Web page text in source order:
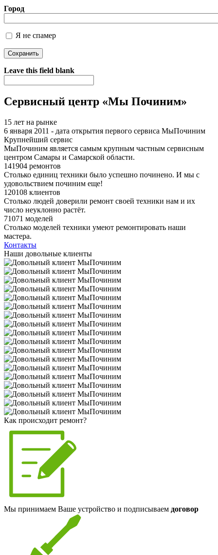
Город
Я не спамер
Я спамер
Leave this field blank
Сервисный центр «Мы Починим»
15 лет на рынке
6 января 2011 - дата открытия первого сервиса МыПочиним
Крупнейший сервис
МыПочиним является самым крупным частным сервисным
центром Самары и Самарской области.
141904 ремонтов
Столько единиц техники было успешно починено. И мы с
удовольствием починим еще!
120108 клиентов
Столько людей доверили ремонт своей техники нам и их
число неуклонно растёт.
71071 моделей
Столько моделей техники умеют ремонтировать наши
мастера.
Контакты
Наши довольные клиенты
Как происходит ремонт?
Мы принимаем Ваше устройство и подписываем договор